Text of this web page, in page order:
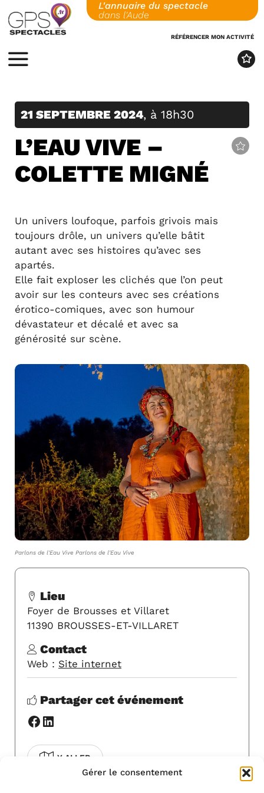
Gérer le consentement
to
content
L'annuaire du spectacle
dans l'Aude
RÉFÉRENCER MON ACTIVITÉ
MENU
21 SEPTEMBRE 2024, à 18h30
L’EAU VIVE –
COLETTE MIGNÉ
Un univers loufoque, parfois grivois mais
toujours drôle, un univers qu’elle bâtit
autant avec ses histoires qu’avec ses
apartés.
Elle fait exploser les clichés que l’on peut
avoir sur les conteurs avec ses créations
érotico-comiques, avec son humour
dévastateur et décalé et avec sa
générosité sur scène.
Parlons de l'Eau Vive Parlons de l'Eau Vive
Lieu
Foyer de Brousses et Villaret
11390 BROUSSES-ET-VILLARET
Contact
Web : Site internet
Partager cet événement
Facebook
LinkedIn
Y ALLER